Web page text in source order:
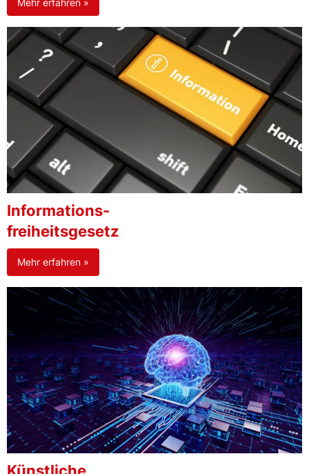
Informations-
freiheitsgesetz
Mehr erfahren »
Künstliche